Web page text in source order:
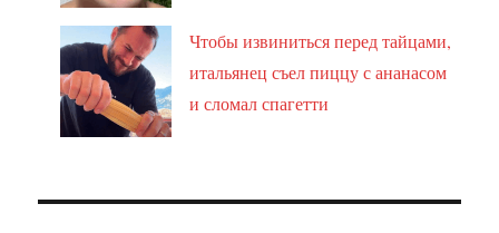
Чтобы извиниться перед тайцами,
итальянец съел пиццу с ананасом
и сломал спагетти